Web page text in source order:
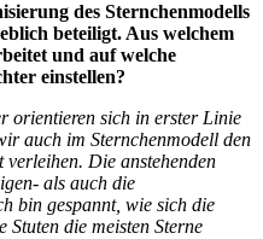
des Sternchenmodells
beteiligt. Aus welchem
und auf welche
einstellen?
orientieren sich in erster Linie
auch im Sternchenmodell den
Die anstehenden
als auch die
bin gespannt, wie sich die
die meisten Sterne